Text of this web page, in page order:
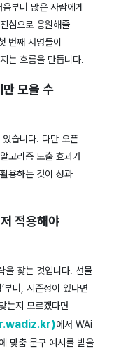
부터 많은 사람에게
심으로 응원해줄
번째 서명들이
는 흐름을 만듭니다.
모을 수
습니다. 다만 오픈
고리즘 노출 효과가
용하는 것이 성과
적용해야
을 찾는 것입니다. 선물
부터, 시즌성이 있다면
는지 모르겠다면
에서 WAi
맞춤 문구 예시를 받을